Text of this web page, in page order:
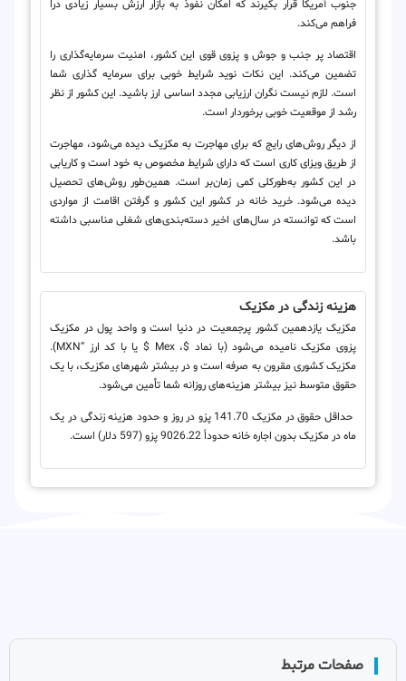
جنوب آمریکا قرار بگیرند که امکان نفوذ به بازار ارزش بسیار زیادی درا
فراهم می‌کند.
اقتصاد پر جنب و جوش و پزوی قوی این کشور، امنیت سرمایه‌گذاری را
تضمین می‌کند. این نکات نوید شرایط خوبی برای سرمایه گذاری شما
است. لازم نیست نگران ارزیابی مجدد اساسی ارز باشید. این کشور از نظر
رشد از موقعیت خوبی برخوردار است.
از دیگر روش‌های رایج که برای مهاجرت به مکزیک دیده می‌شود، مهاجرت
از طریق ویزای کاری است که دارای شرایط مخصوص به خود است و کاریابی
در این کشور به‌طورکلی کمی زمان‌بر است. همین‌طور روش‌های تحصیل
دیده می‌شود. خرید خانه در کشور این کشور و گرفتن اقامت از مواردی
است که توانسته در سال‌های اخیر دسته‌بندی‌های شغلی مناسبی داشته
باشد.
هزینه زندگی در مکزیک
مکزیک یازدهمین کشور پرجمعیت در دنیا است و واحد پول در مکزیک
پزوی مکزیک نامیده می‌شود (با نماد $، Mex $ یا با کد ارز “MXN).
مکزیک کشوری مقرون‌ به‌ صرفه است و در بیشتر شهرهای مکزیک، با یک
حقوق متوسط نیز بیشتر هزینه‌های روزانه شما تأمین می‌شود.
حداقل حقوق در مکزیک 141.70 پزو در روز و حدود هزینه زندگی در یک
ماه در مکزیک بدون اجاره خانه حدوداً 9026.22 پزو (597 دلار) است.
صفحات مرتبط